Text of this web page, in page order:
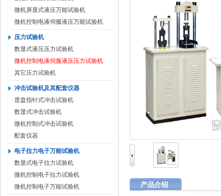
微机屏显式液压万能试验机
微机控制电液伺服液压万能试验机
压力试验机
数显式液压压力试验机
微机控制电液伺服液压压力试验机
其它压力试验机
冲击试验机及其配套仪器
度盘指针式冲击试验机
数显式冲击试验机
微机控制式冲击试验机
配套仪器
电子拉力电子万能试验机
数显式电子拉力试验机
微机控制电子拉力试验机
微机控制电子万能试验机
产品介绍